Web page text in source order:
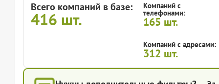
Всего компаний в базе:
416 шт.
Компаний с
телефонами:
165 шт.
Компаний с адресами:
312 шт.